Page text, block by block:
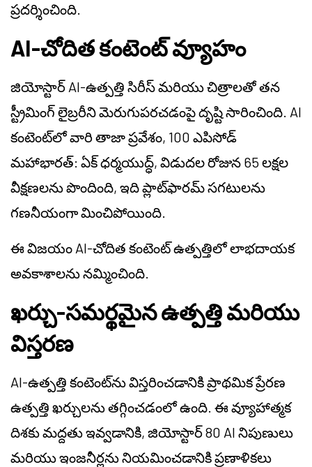
ప్రదర్శించింది.
AI-చోదిత కంటెంట్ వ్యూహం
జియోస్టార్ AI-ఉత్పత్తి సిరీస్ మరియు చిత్రాలతో తన
స్ట్రీమింగ్ లైబ్రరీని మెరుగుపరచడంపై దృష్టి సారించింది. AI
కంటెంట్‌లో వారి తాజా ప్రవేశం, 100 ఎపిసోడ్
మహాభారత్: ఏక్ ధర్మయుద్ధ్, విడుదల రోజున 65 లక్షల
వీక్షణలను పొందింది, ఇది ప్లాట్‌ఫారమ్ సగటులను
గణనీయంగా మించిపోయింది.
ఈ విజయం AI-చోదిత కంటెంట్ ఉత్పత్తిలో లాభదాయక
అవకాశాలను నమ్మించింది.
ఖర్చు-సమర్థమైన ఉత్పత్తి మరియు
విస్తరణ
AI-ఉత్పత్తి కంటెంట్‌ను విస్తరించడానికి ప్రాథమిక ప్రేరణ
ఉత్పత్తి ఖర్చులను తగ్గించడంలో ఉంది. ఈ వ్యూహాత్మక
దిశకు మద్దతు ఇవ్వడానికి, జియోస్టార్ 80 AI నిపుణులు
మరియు ఇంజనీర్లను నియమించడానికి ప్రణాళికలు